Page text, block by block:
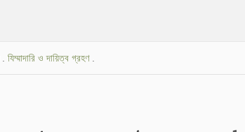
. যিম্মাদারি ও দায়িত্ব গ্রহণ.